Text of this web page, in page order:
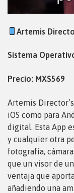
Artemis
Sistema
Precio: MX$569
Artemis
iOS como para
digital. Esta App
y cualquier otra
fotografía,
que un visor de
ventaja que
añadiendo una